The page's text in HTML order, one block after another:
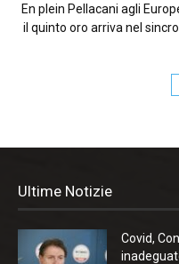
En plein Pellacani agli
il quinto oro arriva nel
Ultime Notizie
Covid,